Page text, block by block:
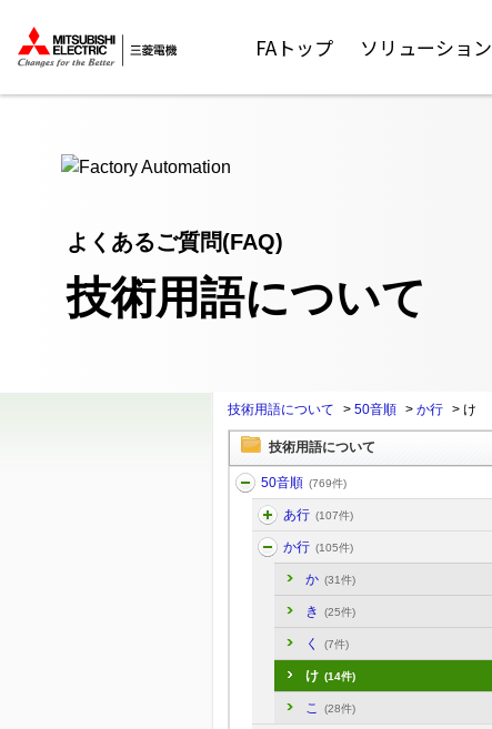
FAトップ ソリューション
よくあるご質問(FAQ)
技術用語について
技術用語について > 50音順 > か行 > け
技術用語について
50音順 (769件)
あ行 (107件)
か行 (105件)
か (31件)
き (25件)
く (7件)
け (14件)
こ (28件)